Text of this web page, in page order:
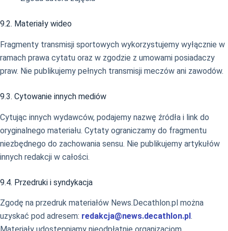
9.2. Materiały wideo
Fragmenty transmisji sportowych wykorzystujemy wyłącznie w
ramach prawa cytatu oraz w zgodzie z umowami posiadaczy
praw. Nie publikujemy pełnych transmisji meczów ani zawodów.
9.3. Cytowanie innych mediów
Cytując innych wydawców, podajemy nazwę źródła i link do
oryginalnego materiału. Cytaty ograniczamy do fragmentu
niezbędnego do zachowania sensu. Nie publikujemy artykułów
innych redakcji w całości.
9.4. Przedruki i syndykacja
Zgodę na przedruk materiałów News.Decathlon.pl można
uzyskać pod adresem: redakcja@news.decathlon.pl .